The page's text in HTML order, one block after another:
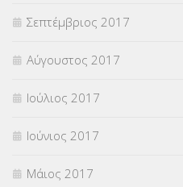
Σεπτέμβριος 2017
Αύγουστος 2017
Ιούλιος 2017
Ιούνιος 2017
Μάιος 2017